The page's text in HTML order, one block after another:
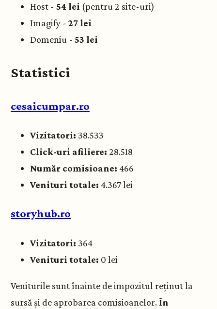
Host - 54 lei (pentru 2 site-uri)
Imagify - 27 lei
Domeniu - 53 lei
Statistici
cesaicumpar.ro
Vizitatori: 38.533
Click-uri afiliere: 28.518
Număr comisioane: 466
Venituri totale: 4.367 lei
storyhub.ro
Vizitatori: 364
Venituri totale: 0 lei
Veniturile sunt înainte de impozitul reținut la
sursă și de aprobarea comisioanelor.În